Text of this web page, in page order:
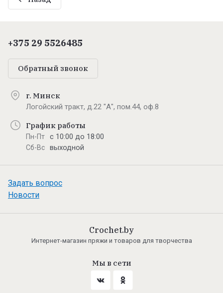
+375 29 5526485
Обратный звонок
г. Минск
Логойский тракт, д.22 "А", пом.44, оф.8
График работы
Пн-Пт с 10:00 до 18:00
Сб-Вс выходной
Задать вопрос
Новости
Crochet.by
Интернет-магазин пряжи и товаров для творчества
Мы в сети